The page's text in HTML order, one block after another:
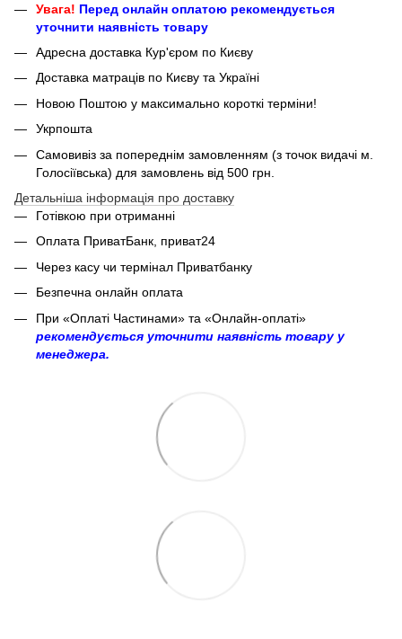
Увага! Перед онлайн оплатою рекомендується
уточнити наявність товару
Адресна доставка Кур'єром по Києву
Доставка матраців по Києву та Україні
Новою Поштою у максимально короткі терміни!
Укрпошта
Самовивіз за попереднім замовленням (з точок видачі м.
Голосіївська) для замовлень від 500 грн.
Детальніша інформація про доставку
Готівкою при отриманні
Оплата ПриватБанк, приват24
Через касу чи термінал Приватбанку
Безпечна онлайн оплата
При «Оплаті Частинами» та «Онлайн-оплаті»
рекомендується уточнити наявність товару у
менеджера.